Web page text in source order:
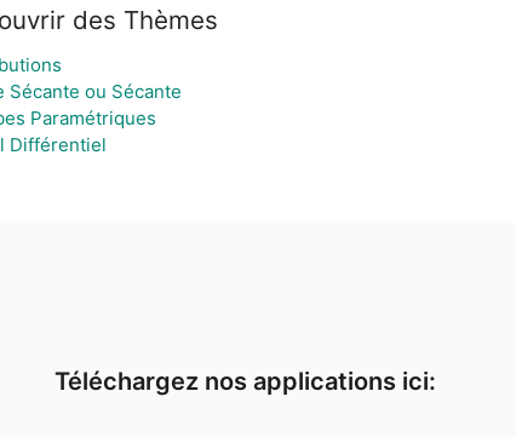
des Thèmes
Sécante ou Sécante
Paramétriques
Différentiel
Téléchargez nos applications ici: